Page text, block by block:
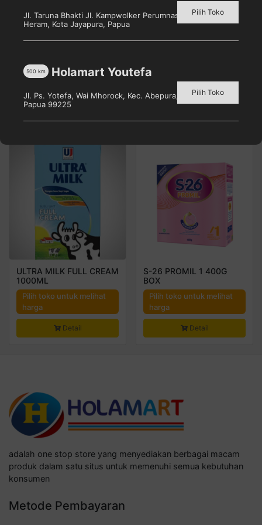
900G
harga
150G BOX
Pilih toko untuk melihat
harga
ULTRA MILK FULL CREAM
1000ML
Pilih toko untuk melihat
harga
Detail
S-26 PROMIL 1 400G
BOX
Pilih toko untuk melihat
harga
Detail
adalah one stop store yang menyediakan berbagai macam
produk dalam satu situs untuk memenuhi semua kebutuhan
konsumen
Metode Pembayaran
Jl. Taruna Bhakti Jl. Kampwolker Perumnas 3, Waena, Kec.
Heram, Kota Jayapura, Papua
Pilih Toko
Holamart Youtefa
500 km
Jl. Ps. Yotefa, Wai Mhorock, Kec. Abepura, Kota Jayapura,
Papua 99225
Pilih Toko